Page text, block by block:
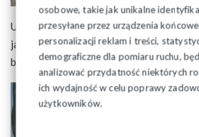
osobowe, takie jak unikalne
przesyłane przez urządzenia
personalizacji reklam i treści,
demograficzne dla pomiaru ruchu,
analizować przydatność niektórych
ich wydajność w celu poprawy
użytkowników.
Uczniowie pogłębili wiedzę o
jakie miały miejsce w Gdańsku
bardziej zrozumiałe.